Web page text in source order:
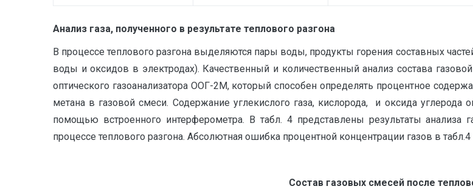
Анализ газа, полученного в результате теплового разгона
В процессе теплового разгона выделяются пары воды, продукты горения составных
воды и оксидов в электродах). Качественный и количественный анализ состава
оптического газоанализатора ООГ-2М, который способен определять процентное
метана в газовой смеси. Содержание углекислого газа, кислорода, и оксида
помощью встроенного интерферометра. В табл. 4 представлены результаты анализа
процессе теплового разгона. Абсолютная ошибка процентной концентрации газов в табл.4
Состав газовых смесей после